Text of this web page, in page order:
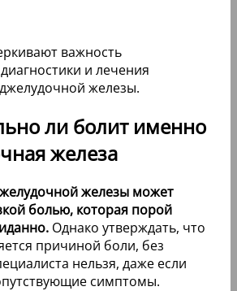
важность
и лечения
железы.
ли болит именно
железа
железы может
болью, которая порой
Однако утверждать, что
причиной боли, без
нельзя, даже если
симптомы.